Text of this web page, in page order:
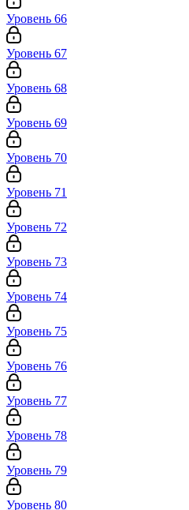
Уровень 66
Уровень 67
Уровень 68
Уровень 69
Уровень 70
Уровень 71
Уровень 72
Уровень 73
Уровень 74
Уровень 75
Уровень 76
Уровень 77
Уровень 78
Уровень 79
Уровень 80